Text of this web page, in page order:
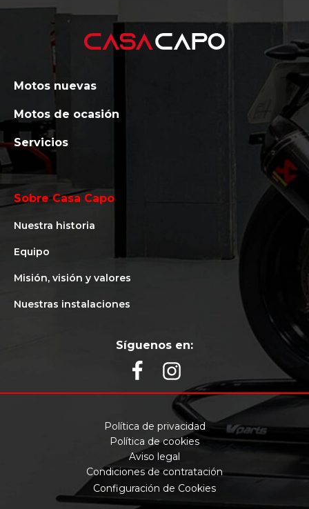
Motos nuevas
Motos de ocasión
Servicios
Sobre Casa Capo
Nuestra historia
Equipo
Misión, visión y valores
Nuestras instalaciones
Síguenos en:
Política de privacidad
Política de cookies
Aviso legal
Condiciones de contratación
Configuración de Cookies